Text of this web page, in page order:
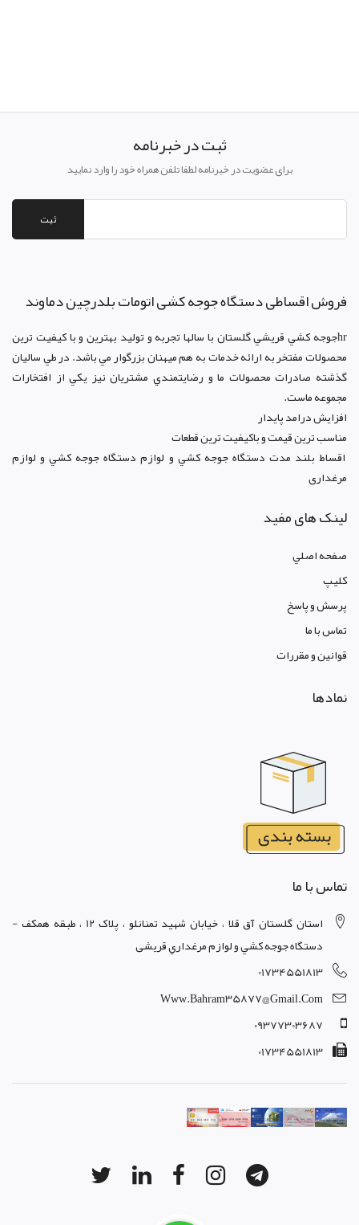
ثبت در خبرنامه
برای عضویت در خبرنامه لطفا تلفن همراه خود را وارد نمایید
ثبت
فروش اقساطی دستگاه جوجه کشی اتومات بلدرچین دماوند
hrجوجه کشي قريشي گلستان با سالها تجربه و توليد بهترين و با کيفيت ترين
محصولات مفتخر به ارائه خدمات به هم ميهنان بزرگوار مي باشد. در طي ساليان
گذشته صادرات محصولات ما و رضايتمندي مشتريان نيز يکي از افتخارات
مجموعه ماست.
افزايش درامد پايدار
مناسب ترين قيمت و باکيفيت ترين قطعات
اقساط بلند مدت دستگاه جوجه کشي و لوازم دستگاه جوجه کشي و لوازم
مرغداری
لینک های مفید
صفحه اصلي
کليپ
پرسش و پاسخ
تماس با ما
قوانين و مقررات
نمادها
تماس با ما
استان گلستان آق قلا ، خيابان شهيد تمنانلو ، پلاک 12 ، طبقه همکف -
دستگاه جوجه کشي و لوازم مرغداري قریشی
01734551813
Www.bahram35877@gmail.com
09377303687
01734551813